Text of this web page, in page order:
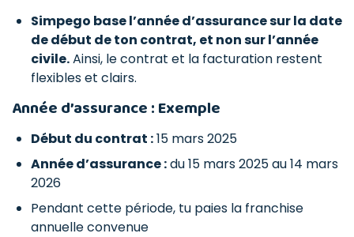
Simpego base l’année d’assurance sur la date
de début de ton contrat, et non sur l’année
civile.Ainsi, le contrat et la facturation restent
flexibles et clairs.
Année d’assurance : Exemple
Début du contrat :15 mars 2025
Année d’assurance :du 15 mars 2025 au 14 mars
2026
Pendant cette période, tu paies la franchise
annuelle convenue